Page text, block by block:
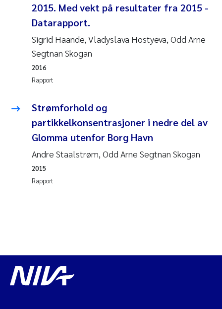
2015. Med vekt på resultater fra 2015 -
Datarapport.
Sigrid Haande, Vladyslava Hostyeva, Odd Arne
Segtnan Skogan
Rapport
2016
Strømforhold og
partikkelkonsentrasjoner i nedre del av
Glomma utenfor Borg Havn
Andre Staalstrøm, Odd Arne Segtnan Skogan
Rapport
2015